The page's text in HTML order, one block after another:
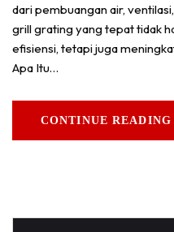
dari pembuangan air,
grill grating yang tepat tidak
efisiensi, tetapi juga
Apa Itu…
CONTINUE READING